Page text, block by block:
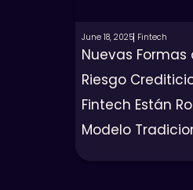
June 18, 2025 Fintech
Nuevas Formas
Riesgo
Fintech Están
Modelo